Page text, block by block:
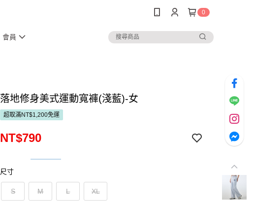
0
會員
落地修身美式運動寬褲(淺藍)-女
超取滿NT$1,200免運
NT$790
尺寸
S M L XL